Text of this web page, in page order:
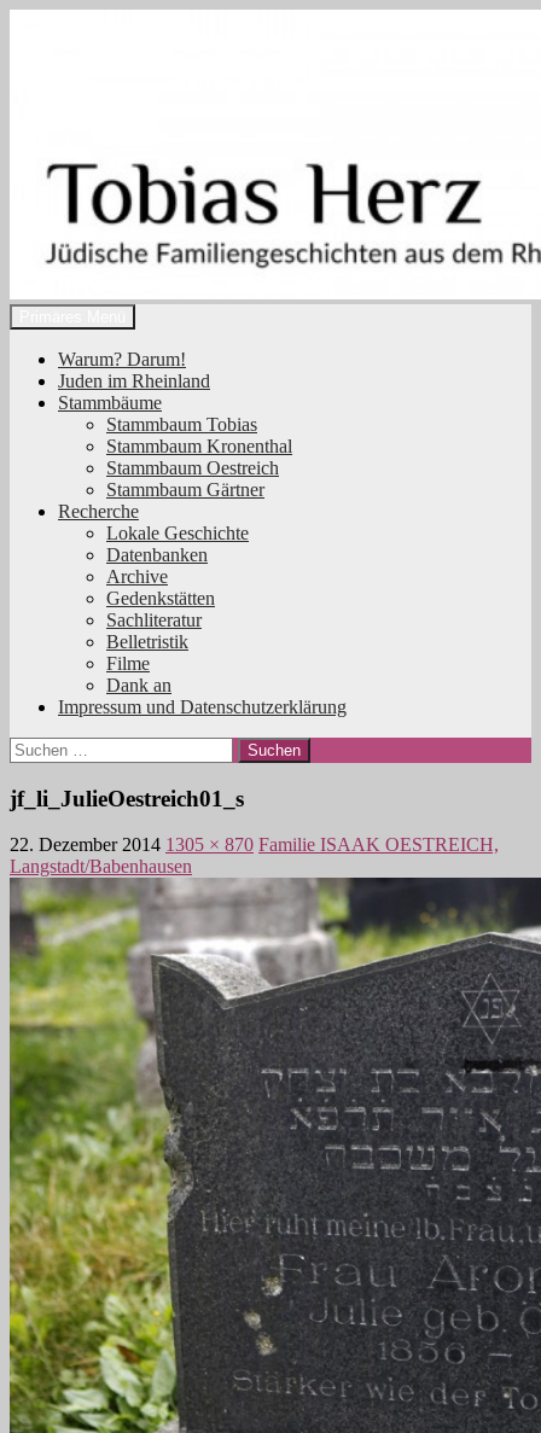
Tobias Herz
Suchen
Warum? Darum!
Juden im Rheinland
Stammbäume
Stammbaum Tobias
Stammbaum Kronenthal
Stammbaum Oestreich
Stammbaum Gärtner
Recherche
Lokale Geschichte
Datenbanken
Archive
Gedenkstätten
Sachliteratur
Belletristik
Filme
Dank an
Impressum und Datenschutzerklärung
Suchen
nach:
jf_li_JulieOestreich01_s
22. Dezember 2014 1305 × 870 Familie ISAAK OESTREICH,
Langstadt/Babenhausen